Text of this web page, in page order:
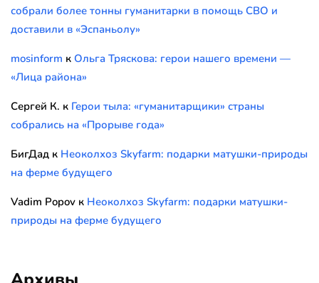
собрали более тонны гуманитарки в помощь СВО и
доставили в «Эспаньолу»
mosinform к Ольга Тряскова: герои нашего времени —
«Лица района»
Сергей К. к Герои тыла: «гуманитарщики» страны
собрались на «Прорыве года»
БигДад к Неоколхоз Skyfarm: подарки матушки-природы
на ферме будущего
Vadim Popov к Неоколхоз Skyfarm: подарки матушки-
природы на ферме будущего